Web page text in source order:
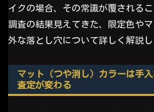
イクの場合、その常識が覆されるこ
調査の結果見えてきた、限定色や
外な落とし穴について詳しく解説し
マット（つや消し）カラーは手
査定が変わる